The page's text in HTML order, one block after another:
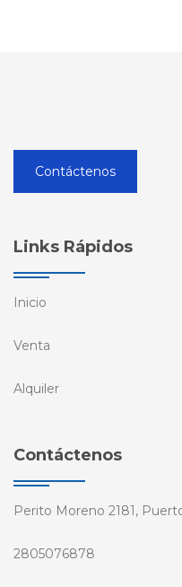
Contáctenos
Links Rápidos
Inicio
Venta
Alquiler
Contáctenos
Perito Moreno 2181,
2805076878